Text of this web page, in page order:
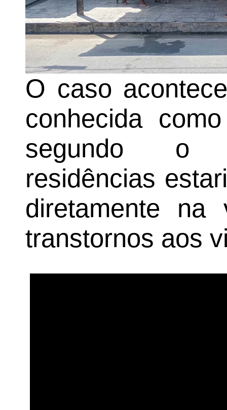
O caso
conhecida
segundo o
residências
diretamente na
transtornos aos